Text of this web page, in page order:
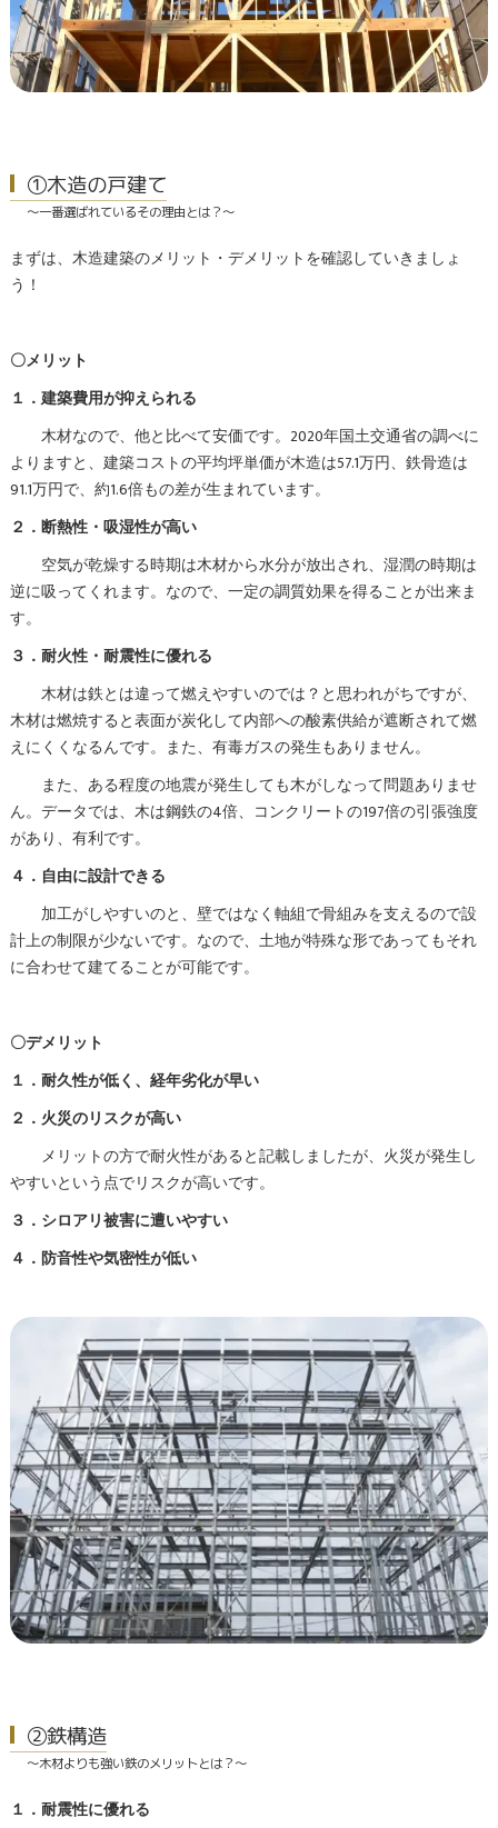
①木造の戸建て
～一番選ばれているその理由とは？～
まずは、木造建築のメリット・デメリットを確認していきましょ
う！
〇メリット
１．建築費用が抑えられる
木材なので、他と比べて安価です。2020年国土交通省の調べに
よりますと、建築コストの平均坪単価が木造は57.1万円、鉄骨造は
91.1万円で、約1.6倍もの差が生まれています。
２．断熱性・吸湿性が高い
空気が乾燥する時期は木材から水分が放出され、湿潤の時期は
逆に吸ってくれます。なので、一定の調質効果を得ることが出来ま
す。
３．耐火性・耐震性に優れる
木材は鉄とは違って燃えやすいのでは？と思われがちですが、
木材は燃焼すると表面が炭化して内部への酸素供給が遮断されて燃
えにくくなるんです。また、有毒ガスの発生もありません。
また、ある程度の地震が発生しても木がしなって問題ありませ
ん。データでは、木は鋼鉄の4倍、コンクリートの197倍の引張強度
があり、有利です。
４．自由に設計できる
加工がしやすいのと、壁ではなく軸組で骨組みを支えるので設
計上の制限が少ないです。なので、土地が特殊な形であってもそれ
に合わせて建てることが可能です。
〇デメリット
１．耐久性が低く、経年劣化が早い
２．火災のリスクが高い
メリットの方で耐火性があると記載しましたが、火災が発生し
やすいという点でリスクが高いです。
３．シロアリ被害に遭いやすい
４．防音性や気密性が低い
②鉄構造
～木材よりも強い鉄のメリットとは？～
１．耐震性に優れる